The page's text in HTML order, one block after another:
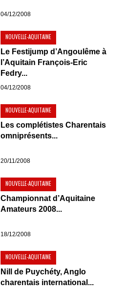
04/12/2008
NOUVELLE-AQUITAINE
Le Festijump d’Angoulême à
l’Aquitain François-Eric
Fedry...
04/12/2008
NOUVELLE-AQUITAINE
Les complétistes Charentais
omniprésents...
20/11/2008
NOUVELLE-AQUITAINE
Championnat d’Aquitaine
Amateurs 2008...
18/12/2008
NOUVELLE-AQUITAINE
Nill de Puychéty, Anglo
charentais international...